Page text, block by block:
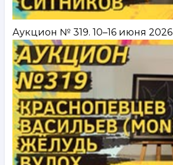
Аукцион № 319. 10–16 июня 2026